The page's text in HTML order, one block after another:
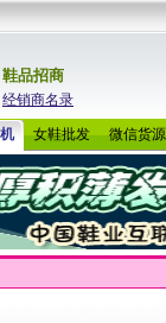
鞋品招商
经销商名录
女鞋批发 微信货源